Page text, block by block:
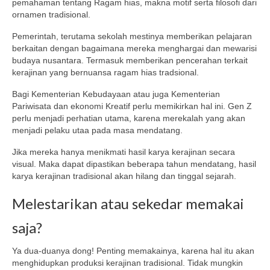
pemahaman tentang Ragam hias, makna motif serta filosofi dari
ornamen tradisional.
Pemerintah, terutama sekolah mestinya memberikan pelajaran
berkaitan dengan bagaimana mereka menghargai dan mewarisi
budaya nusantara. Termasuk memberikan pencerahan terkait
kerajinan yang bernuansa ragam hias tradsional.
Bagi Kementerian Kebudayaan atau juga Kementerian
Pariwisata dan ekonomi Kreatif perlu memikirkan hal ini. Gen Z
perlu menjadi perhatian utama, karena merekalah yang akan
menjadi pelaku utaa pada masa mendatang.
Jika mereka hanya menikmati hasil karya kerajinan secara
visual. Maka dapat dipastikan beberapa tahun mendatang, hasil
karya kerajinan tradisional akan hilang dan tinggal sejarah.
Melestarikan atau sekedar memakai
saja?
Ya dua-duanya dong! Penting memakainya, karena hal itu akan
menghidupkan produksi kerajinan tradisional. Tidak mungkin